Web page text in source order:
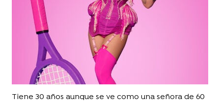
Tiene 30 años aunque se ve como una señora de 60